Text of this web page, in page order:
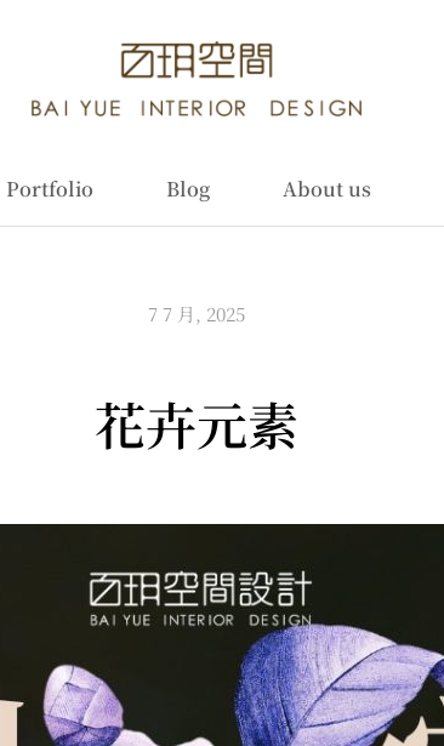
Portfolio Blog About us
7 7 月, 2025
花卉元素